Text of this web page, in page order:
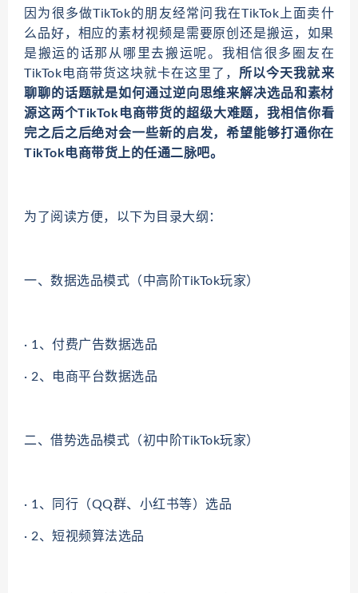
因为很多做TikTok的朋友经常问我在TikTok上面卖什
么品好，相应的素材视频是需要原创还是搬运，如果
是搬运的话那从哪里去搬运呢。我相信很多圈友在
TikTok电商带货这块就卡在这里了， 所以今天我就来
聊聊的话题就是如何通过逆向思维来解决选品和素材
源这两个TikTok电商带货的超级大难题，我相信你看
完之后之后绝对会一些新的启发，希望能够打通你在
TikTok电商带货上的任通二脉吧。
为了阅读方便，以下为目录大纲：
一、数据选品模式（中高阶TikTok玩家）
· 1、付费广告数据选品
· 2、电商平台数据选品
二、借势选品模式（初中阶TikTok玩家）
· 1、同行（QQ群、小红书等）选品
· 2、短视频算法选品